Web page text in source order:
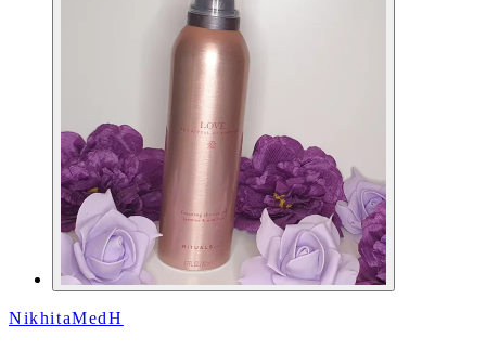
NikhitaMedH